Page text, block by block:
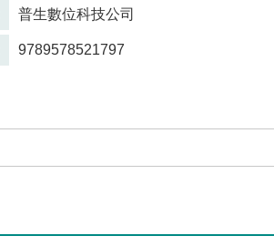
普生數位科技公司
9789578521797